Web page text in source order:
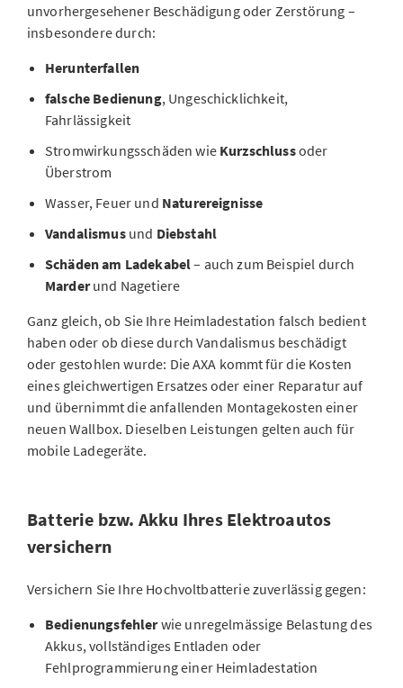
verursachen.Mit derVollkaskoversicherunggeniessen
Sie einen Rundumschutz.
Zusatzdeckungen zur Kaskoversicherung
für Ihr E-Auto
Erweitern Sie Ihre Teil- oder Vollkaskoversicherung mit
optimal zu versichern:
Parkschadenversicherungdeckt Schäden an Ihrem
parkierten Fahrzeug, die durch unbekannte Personen
oder Fahrzeuge verursacht wurden.
Schäden an ScheinwerfernundSeitenspiegeln
Schäden am Fahrzeug-Innenraum
Schäden anPneus und Felgen
Mitgeführte Gegenstände:Schutz für persönliche
Gegenstände wie Laptops oder Smartphones, die bei
Verlust oder Beschädigungen der
Fahrzeugschlüssel:
Fernbedienungen und schlüsselloser
Zugangssysteme.
unvorhergesehener Beschädigung oder Zerstörung –
insbesondere durch:
Herunterfallen
falsche Bedienung, Ungeschicklichkeit,
Fahrlässigkeit
Stromwirkungsschäden wie Kurzschlussoder
Überstrom
Wasser, Feuer und Naturereignisse
Vandalismus und Diebstahl
Schäden am Ladekabel– auch zum Beispiel durch
Marderund Nagetiere
Ganz gleich, ob Sie Ihre Heimladestation falsch bedient
haben oder ob diese durch Vandalismus beschädigt
oder gestohlen wurde: Die AXA kommt für die Kosten
eines gleichwertigen Ersatzes oder einer Reparatur auf
und übernimmt die anfallenden Montagekosten einer
neuen Wallbox. Dieselben Leistungen gelten auch für
mobile Ladegeräte.
Batterie bzw. Akku Ihres Elektroautos
versichern
Versichern Sie Ihre Hochvoltbatterie zuverlässig gegen:
Bedienungsfehlerwie unregelmässige Belastung des
Akkus, vollständiges Entladen oder
Fehlprogrammierung einer Heimladestation